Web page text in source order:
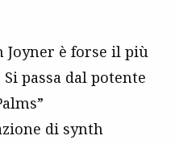
Joyner è forse il più
passa dal potente
di synth